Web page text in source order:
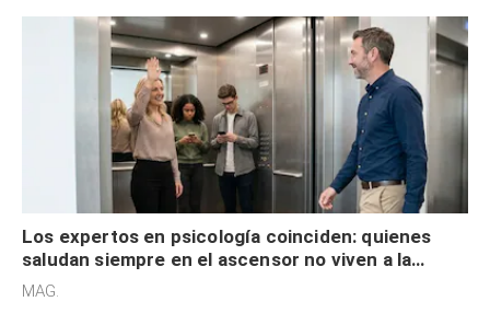
Los expertos en psicología coinciden: quienes
saludan siempre en el ascensor no viven a la
defensiva y tienen apertura social
MAG.